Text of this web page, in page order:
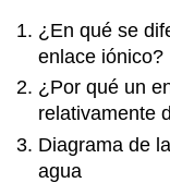
¿En qué se
enlace iónico?
¿Por qué un
relativamente
Diagrama de
agua